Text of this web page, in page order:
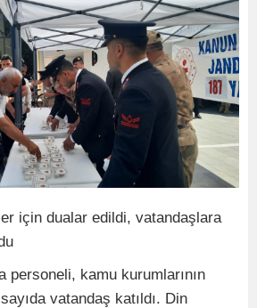
için dualar edildi, vatandaşlara
personeli, kamu kurumlarının
vatandaş katıldı. Din